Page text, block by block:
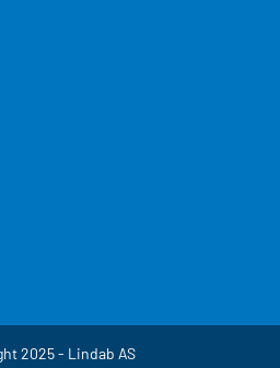
2025 - Lindab AS